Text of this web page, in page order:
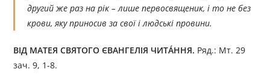
другий же раз на рік – лише первосвященик, і то не без
крови, яку приносив за свої і людські провини.
ВІД МАТЕЯ СВЯТОГО ЄВАНГЕЛІЯ ЧИТÁННЯ. Ряд.: Мт. 29
зач. 9, 1-8.